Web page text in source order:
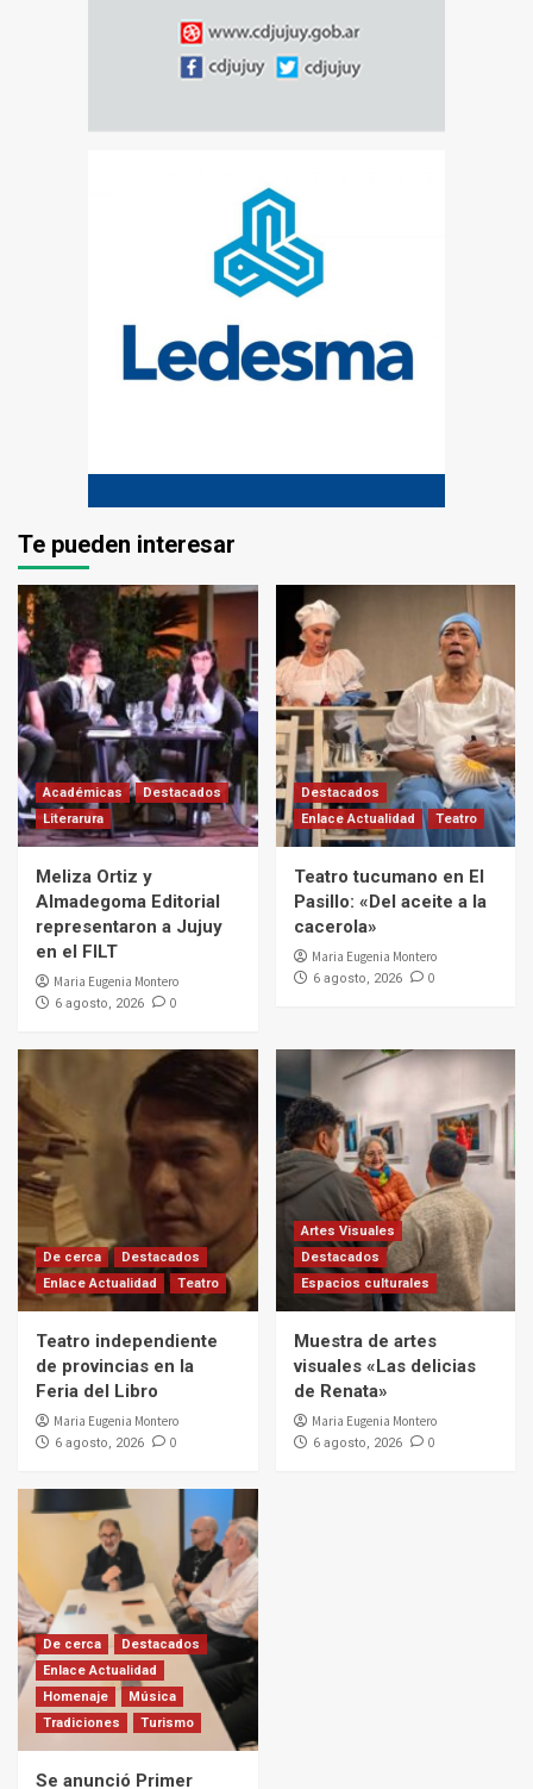
Te pueden interesar
Académicas
Destacados
Literarura
Meliza Ortiz y
Almadegoma Editorial
representaron a Jujuy
en el FILT
Maria Eugenia Montero
6 agosto, 2026 0
Destacados
Enlace Actualidad
Teatro
Teatro tucumano en El
Pasillo: «Del aceite a la
cacerola»
Maria Eugenia Montero
6 agosto, 2026 0
De cerca
Destacados
Enlace Actualidad
Teatro
Teatro independiente
de provincias en la
Feria del Libro
Maria Eugenia Montero
6 agosto, 2026 0
Artes Visuales
Destacados
Espacios culturales
Muestra de artes
visuales «Las delicias
de Renata»
Maria Eugenia Montero
6 agosto, 2026 0
De cerca
Destacados
Enlace Actualidad
Homenaje
Música
Tradiciones
Turismo
Se anunció Primer